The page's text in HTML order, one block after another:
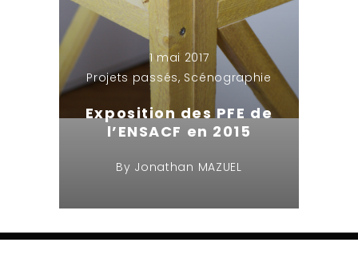
1 mai 2017
Projets passés, Scénographie
Exposition des PFE de
l’ENSACF en 2015
By Jonathan MAZUEL